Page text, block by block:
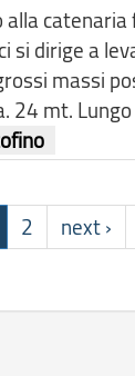
alla
si dirige a
massi
24 mt. Lungo
2 next ›